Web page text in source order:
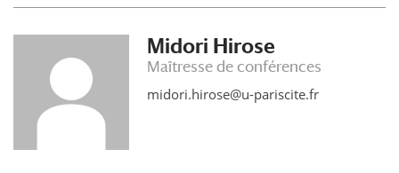
Midori Hirose
Maîtresse de conférences
midori.hirose@u-pariscite.fr